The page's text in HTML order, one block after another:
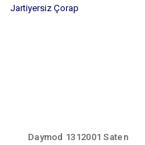
Daymod 1312001 Saten